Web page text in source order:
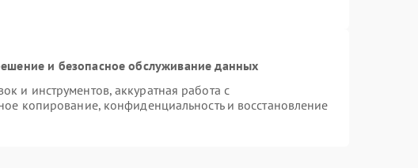
и безопасное обслуживание данных
и инструментов, аккуратная работа с
копирование, конфиденциальность и восстановление